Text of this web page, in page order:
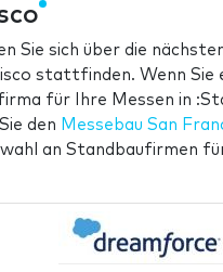
Sie sich über die
stattfinden. Wenn Sie
für Ihre Messen in
den Messebau San
an Standbaufirmen